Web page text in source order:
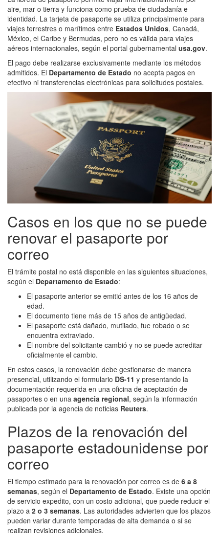
aire, mar o tierra y funciona como prueba de ciudadanía e
identidad. La tarjeta de pasaporte se utiliza principalmente para
viajes terrestres o marítimos entre Estados Unidos, Canadá,
México, el Caribe y Bermudas, pero no es válida para viajes
aéreos internacionales, según el portal gubernamental usa.gov.
El pago debe realizarse exclusivamente mediante los métodos
admitidos. El Departamento de Estado no acepta pagos en
efectivo ni transferencias electrónicas para solicitudes postales.
Casos en los que no se puede
renovar el pasaporte por
correo
El trámite postal no está disponible en las siguientes situaciones,
según el Departamento de Estado:
El pasaporte anterior se emitió antes de los 16 años de
edad.
El documento tiene más de 15 años de antigüedad.
El pasaporte está dañado, mutilado, fue robado o se
encuentra extraviado.
El nombre del solicitante cambió y no se puede acreditar
oficialmente el cambio.
En estos casos, la renovación debe gestionarse de manera
presencial, utilizando el formulario DS-11 y presentando la
documentación requerida en una oficina de aceptación de
pasaportes o en una agencia regional, según la información
publicada por la agencia de noticias Reuters.
Plazos de la renovación del
pasaporte estadounidense por
correo
El tiempo estimado para la renovación por correo es de 6 a 8
semanas, según el Departamento de Estado. Existe una opción
de servicio expedito, con un costo adicional, que puede reducir el
plazo a 2 o 3 semanas. Las autoridades advierten que los plazos
pueden variar durante temporadas de alta demanda o si se
realizan revisiones adicionales.